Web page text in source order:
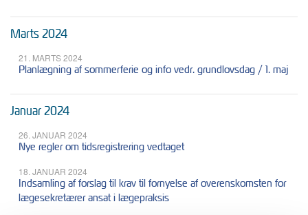
Marts 2024
21. MARTS 2024
Planlægning af sommerferie og info vedr. grundlovsdag / 1. maj
Januar 2024
26. JANUAR 2024
Nye regler om tidsregistrering vedtaget
18. JANUAR 2024
Indsamling af forslag til krav til fornyelse af overenskomsten for
lægesekretærer ansat i lægepraksis